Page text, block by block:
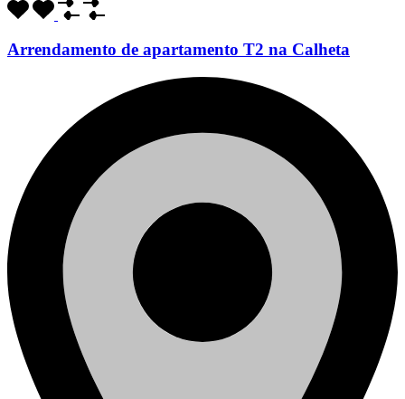
Arrendamento de apartamento T2 na Calheta